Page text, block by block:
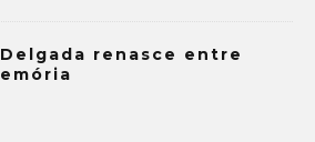
renasce entre